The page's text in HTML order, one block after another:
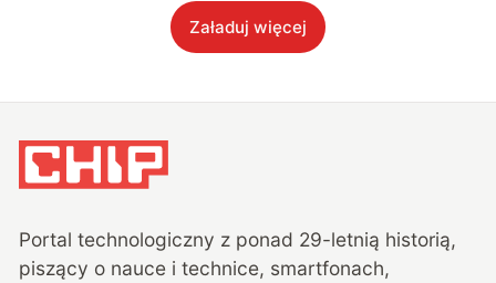
Załaduj więcej
Portal technologiczny z ponad 29-letnią historią,
piszący o nauce i technice, smartfonach,